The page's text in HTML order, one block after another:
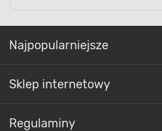
Najpopularniejsze
Sklep internetowy
Regulaminy